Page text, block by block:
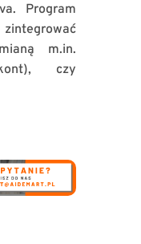
Program
m.in.
czy